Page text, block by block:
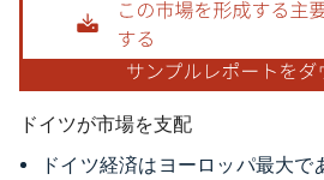
ドイツが市場を支配
ドイツ経済はヨーロッパ最大で